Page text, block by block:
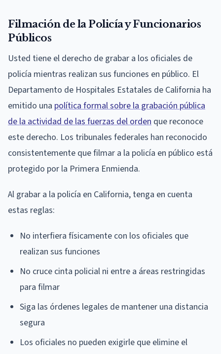
Filmación de la Policía y Funcionarios
Públicos
Usted tiene el derecho de grabar a los oficiales de
policía mientras realizan sus funciones en público. El
Departamento de Hospitales Estatales de California ha
emitido una política formal sobre la grabación pública
de la actividad de las fuerzas del orden que reconoce
este derecho. Los tribunales federales han reconocido
consistentemente que filmar a la policía en público está
protegido por la Primera Enmienda.
Al grabar a la policía en California, tenga en cuenta
estas reglas:
No interfiera físicamente con los oficiales que
realizan sus funciones
No cruce cinta policial ni entre a áreas restringidas
para filmar
Siga las órdenes legales de mantener una distancia
segura
Los oficiales no pueden exigirle que elimine el